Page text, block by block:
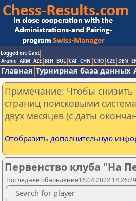
Logged on: Gast
Arabic ARM AZE BIH BUL CAT CHN CRO CZE DEN
Главная Турнирная база данных
Примечание: Чтобы снизить
страниц поисковыми
двух месяцев (с даты
Отобразить дополнительную
Первенство клуба "На
Последнее обновление16.04.2022
Search for player